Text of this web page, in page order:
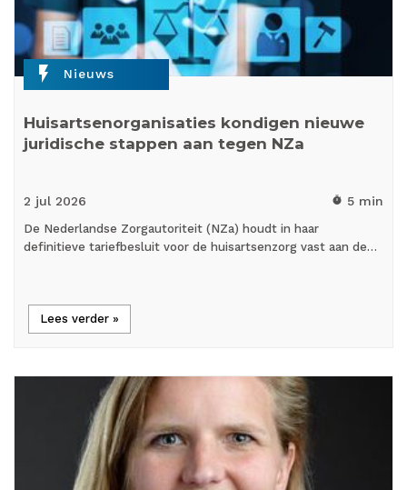
flash_on Nieuws
Huisartsenorganisaties kondigen nieuwe
juridische stappen aan tegen NZa
2 jul 2026 timer 5 min
De Nederlandse Zorgautoriteit (NZa) houdt in haar
definitieve tariefbesluit voor de huisartsenzorg vast aan de…
Lees verder »